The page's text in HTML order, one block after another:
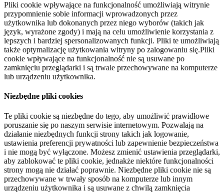
Pliki cookie wpływające na funkcjonalność umożliwiają witrynie
przypomnienie sobie informacji wprowadzonych przez
użytkownika lub dokonanych przez niego wyborów (takich jak
język, wyrażone zgody) i mają na celu umożliwienie korzystania z
lepszych i bardziej spersonalizowanych funkcji. Pliki te umożliwiają
także optymalizację użytkowania witryny po zalogowaniu się.Pliki
cookie wpływające na funkcjonalność nie są usuwane po
zamknięciu przeglądarki i są trwale przechowywane na komputerze
lub urządzeniu użytkownika.
Niezbędne pliki cookies
Te pliki cookie są niezbędne do tego, aby umożliwić prawidłowe
poruszanie się po naszym serwisie internetowym. Pozwalają na
działanie niezbędnych funkcji strony takich jak logowanie,
ustawienia preferencji prywatności lub zapewnienie bezpieczeństwa
i nie mogą być wyłączone. Możesz zmienić ustawienia przeglądarki,
aby zablokować te pliki cookie, jednakże niektóre funkcjonalności
strony mogą nie działać poprawnie. Niezbędne pliki cookie nie są
przechowywane w trwały sposób na komputerze lub innym
urządzeniu użytkownika i są usuwane z chwilą zamknięcia